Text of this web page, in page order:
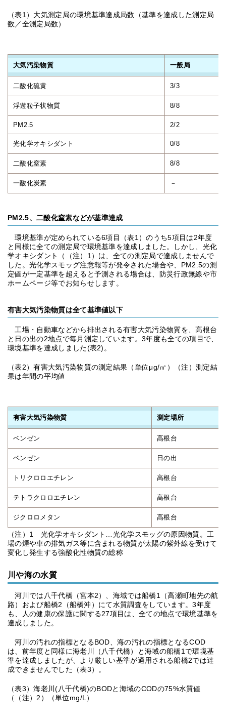
（表1）大気測定局の環境基準達成局数（基準を達成した測定局
数／全測定局数）
大気汚染物質 一般局
二酸化硫黄 3/3
浮遊粒子状物質 8/8
PM2.5 2/2
光化学オキシダント 0/8
二酸化窒素 8/8
一酸化炭素 －
PM2.5、二酸化窒素などが基準達成
環境基準が定められている6項目（表1）のうち5項目は2年度
と同様に全ての測定局で環境基準を達成しました。しかし、光化
学オキシダント（（注）1）は、全ての測定局で達成しませんで
した。光化学スモッグ注意報等が発令された場合や、PM2.5の測
定値が一定基準を超えると予測される場合は、防災行政無線や市
ホームページ等でお知らせします。
有害大気汚染物質は全て基準値以下
工場・自動車などから排出される有害大気汚染物質を、高根台
と日の出の2地点で毎月測定しています。3年度も全ての項目で、
環境基準を達成しました(表2)。
（表2）有害大気汚染物質の測定結果（単位μg/㎥）（注）測定結
果は年間の平均値
有害大気汚染物質 測定場所
ベンゼン 高根台
ベンゼン 日の出
トリクロロエチレン 高根台
テトラクロロエチレン 高根台
ジクロロメタン 高根台
（注）1 光化学オキシダント…光化学スモッグの原因物質。工
場の煙や車の排気ガス等に含まれる物質が太陽の紫外線を受けて
変化し発生する強酸化性物質の総称
川や海の水質
河川では八千代橋（宮本2）、海域では船橋1（高瀬町地先の航
路）および船橋2（船橋沖）にて水質調査をしています。3年度
も、人の健康の保護に関する27項目は、全ての地点で環境基準を
達成しました。
河川の汚れの指標となるBOD、海の汚れの指標となるCOD
は、前年度と同様に海老川（八千代橋）と海域の船橋1で環境基
準を達成しましたが、より厳しい基準が適用される船橋2では達
成できませんでした（表3）。
（表3）海老川(八千代橋)のBODと海域のCODの75%水質値
（（注）2）（単位mg/L）